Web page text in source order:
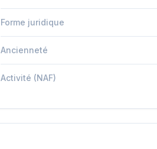
Forme juridique
Ancienneté
Activité (NAF)